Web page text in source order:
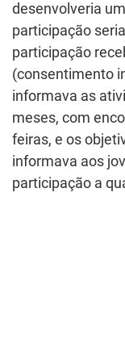
desenvolveria
participação
participação
(consentimento
informava as
meses, com
feiras, e os
informava aos
participação a